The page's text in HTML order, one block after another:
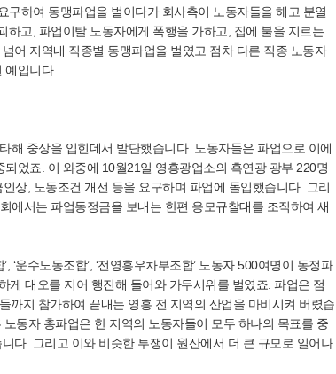
하여 동맹파업을 벌이다가 회사측이 노동자들을 해고 분열
고, 파업이탈 노동자에게 폭행을 가하고, 집에 불을 지르는
어 지역내 직종별 동맹파업을 벌였고 점차 다른 직종 노동자
예입니다.
해 중상을 입힌데서 발단했습니다. 노동자들은 파업으로 이에
었죠. 이 와중에 10월21일 영흥광업소의 흑연광 광부 220명
상, 노동조건 개선 등을 요구하며 파업에 돌입했습니다. 그리
에서는 파업동정금을 보내는 한편 응모규찰대를 조직하여 새
운수노동조합’, ‘전영흥우차부조합’ 노동자 500여명이 동정파
대오를 지어 행진해 들어와 가두시위를 벌였죠. 파업은 점
까지 참가하여 끝내는 영흥 전 지역의 산업을 마비시켜 버렸습
동자 총파업은 한 지역의 노동자들이 모두 하나의 목표를 중
다. 그리고 이와 비슷한 투쟁이 원산에서 더 큰 규모로 일어나